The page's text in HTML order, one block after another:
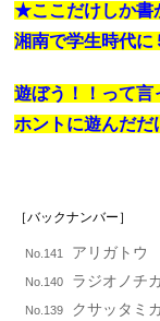
★ここだけしか書
湘南で学生時代に
遊ぼう！！って
ホントに遊んだだ
［バックナンバー］
No.141 アリガトウ
No.140 ラジオノチ
No.139 クサッタミ